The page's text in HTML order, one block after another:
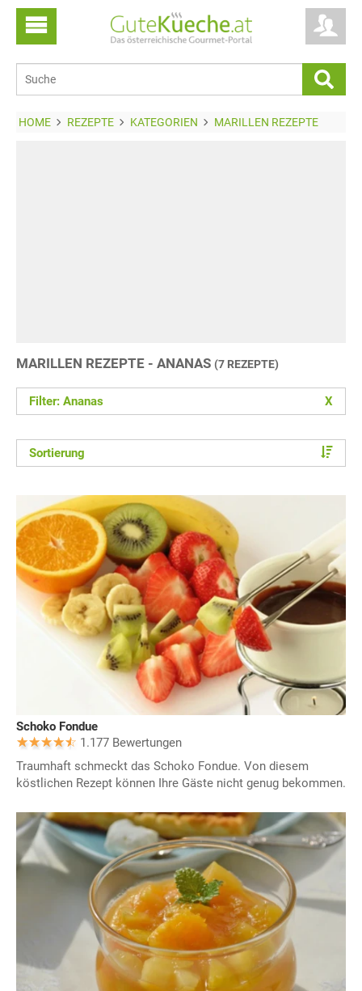
HOME REZEPTE KATEGORIEN MARILLEN REZEPTE
MARILLEN REZEPTE - ANANAS (7 REZEPTE)
Filter: Ananas X
Sortierung
Schoko Fondue
1.177 Bewertungen
Traumhaft schmeckt das Schoko Fondue. Von diesem
köstlichen Rezept können Ihre Gäste nicht genug bekommen.